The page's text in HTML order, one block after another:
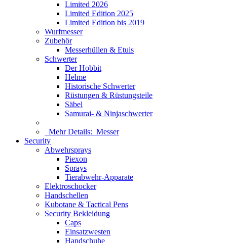
Limited 2026
Limited Edition 2025
Limited Edition bis 2019
Wurfmesser
Zubehör
Messerhüllen & Etuis
Schwerter
Der Hobbit
Helme
Historische Schwerter
Rüstungen & Rüstungsteile
Säbel
Samurai- & Ninjaschwerter
Mehr Details: Messer
Security
Abwehrsprays
Piexon
Sprays
Tierabwehr-Apparate
Elektroschocker
Handschellen
Kubotane & Tactical Pens
Security Bekleidung
Caps
Einsatzwesten
Handschuhe